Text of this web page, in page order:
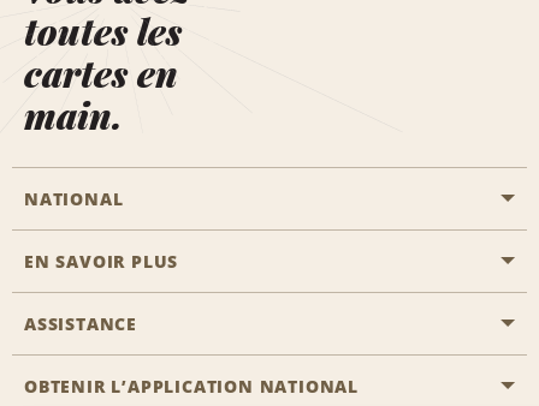
toutes les
cartes en
main.
NATIONAL
Passer une réservation
Solutions pour les professionnels
EN SAVOIR PLUS
Carrière
ASSISTANCE
Accessibilité
OBTENIR L’APPLICATION NATIONAL